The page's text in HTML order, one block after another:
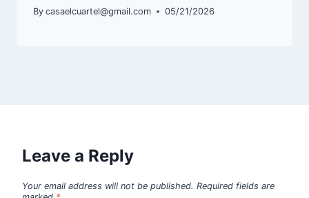
By casaelcuartel@gmail.com 05/21/2026
Leave a Reply
Your email address will not be published. Required fields are